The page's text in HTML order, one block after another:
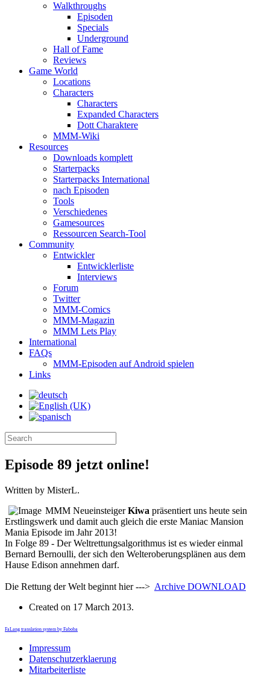
Walkthroughs
Episoden
Specials
Underground
Hall of Fame
Reviews
Game World
Locations
Characters
Characters
Expanded Characters
Dott Charaktere
MMM-Wiki
Resources
Downloads komplett
Starterpacks
Starterpacks International
nach Episoden
Tools
Verschiedenes
Gamesources
Ressourcen Search-Tool
Community
Entwickler
Entwicklerliste
Interviews
Forum
Twitter
MMM-Comics
MMM-Magazin
MMM Lets Play
International
FAQs
MMM-Episoden auf Android spielen
Links
Episode 89 jetzt online!
Written by MisterL.
MMM NeueinsteigerKiwa präsentiert uns heute sein
Erstlingswerk und damit auch gleich die erste Maniac Mansion
Mania Episode im Jahr 2013!
In Folge 89 - Der Weltrettungsalgorithmus ist es wieder einmal
Bernard Bernoulli, der sich den Welteroberungsplänen aus dem
Hause Edison annehmen darf.
Die Rettung der Welt beginnt hier ---> Archive DOWNLOAD
Created on 17 March 2013.
FaLang translation system by Faboba
Impressum
Datenschutzerklaerung
Mitarbeiterliste